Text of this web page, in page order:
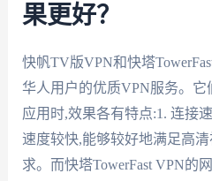
果更好？
快帆TV版VPN和快塔
华人用户的优质VPN服务。它
应用时,效果各有特点:1. 连接
速度较快,能够较好地满足高
求。而快塔TowerFast VPN的